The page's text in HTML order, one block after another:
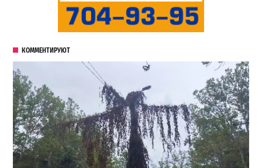
КОММЕНТИРУЮТ